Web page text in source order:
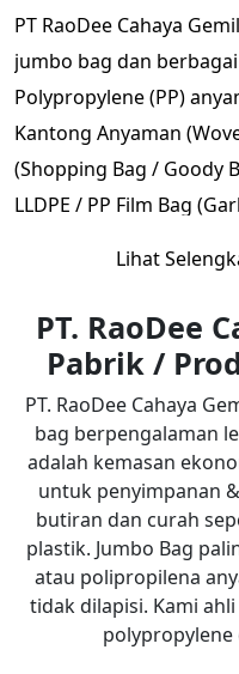
PT RaoDee Cahaya
jumbo bag dan
Polypropylene (PP)
Kantong Anyaman
(Shopping Bag / Goody
LLDPE / PP Film Bag
Sejak tahun 2013 kami
plastik yang
Hingga saat ini kami
Tangerang,
Pertumbuhan yang
ekspansi di berbagai
Perkebunan, Industri
Industri Pertambangan).
Lihat
PT. RaoDee
Pabrik /
PT. RaoDee Cahaya
bag berpengalaman
adalah kemasan
untuk penyimpanan
butiran dan curah
plastik. Jumbo Bag
atau polipropilena
tidak dilapisi. Kami
polypropylene